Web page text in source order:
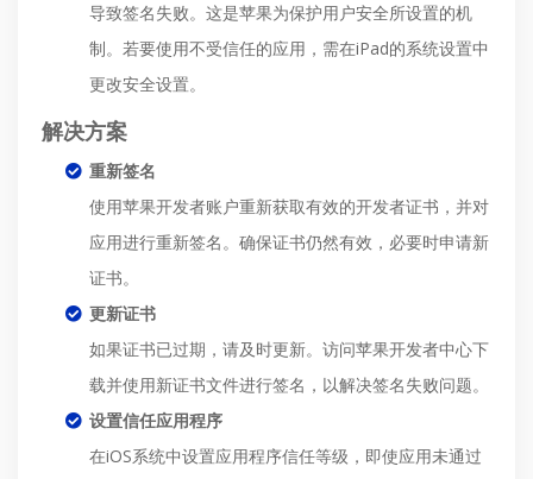
导致签名失败。这是苹果为保护用户安全所设置的机
制。若要使用不受信任的应用，需在iPad的系统设置中
更改安全设置。
解决方案
重新签名
使用苹果开发者账户重新获取有效的开发者证书，并对
应用进行重新签名。确保证书仍然有效，必要时申请新
证书。
更新证书
如果证书已过期，请及时更新。访问苹果开发者中心下
载并使用新证书文件进行签名，以解决签名失败问题。
设置信任应用程序
在iOS系统中设置应用程序信任等级，即使应用未通过